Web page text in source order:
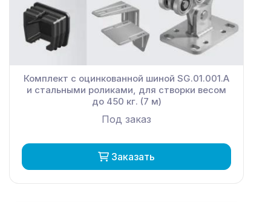
Комплект с оцинкованной шиной SG.01.001.А
и стальными роликами, для створки весом
до 450 кг. (7 м)
Под заказ
Заказать